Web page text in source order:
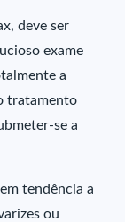
deve ser
exame
a
tratamento
se a
tendência a
ou